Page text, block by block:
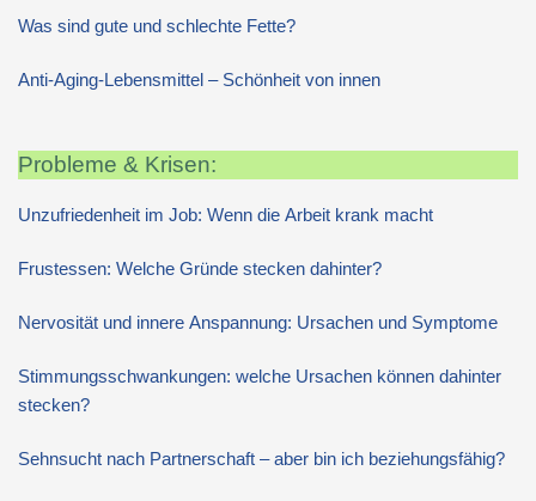
Was sind gute und schlechte Fette?
Anti-Aging-Lebensmittel – Schönheit von innen
Probleme & Krisen:
Unzufriedenheit im Job: Wenn die Arbeit krank macht
Frustessen: Welche Gründe stecken dahinter?
Nervosität und innere Anspannung: Ursachen und Symptome
Stimmungsschwankungen: welche Ursachen können dahinter
stecken?
Sehnsucht nach Partnerschaft – aber bin ich beziehungsfähig?